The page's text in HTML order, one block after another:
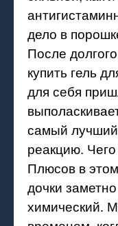
дело в
После
купить гель
для себя
самый
реакцию.
Плюсов в
дочки
химический.